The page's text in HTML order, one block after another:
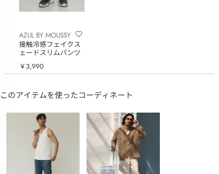
AZUL BY MOUSSY
接触冷感フェイクス
ェードスリムパンツ
￥3,990
このアイテムを使ったコーディネート